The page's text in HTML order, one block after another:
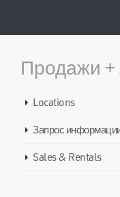
Продажи
Locations
Запрос
Sales & Rentals